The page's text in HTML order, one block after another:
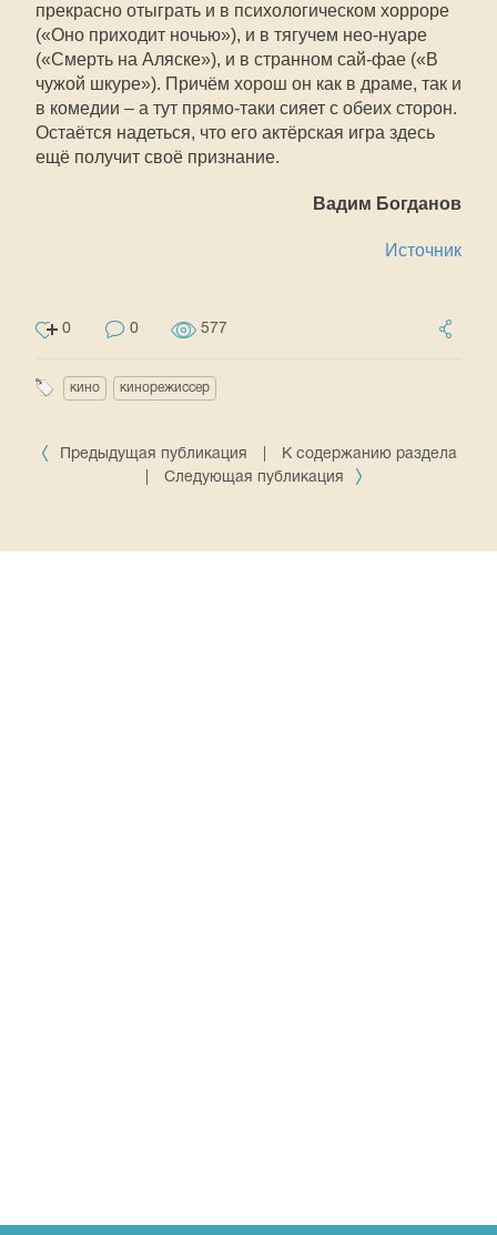
прекрасно отыграть и в психологическом хорроре
(«Оно приходит ночью»), и в тягучем нео-нуаре
(«Смерть на Аляске»), и в странном сай-фае («В
чужой шкуре»). Причём хорош он как в драме, так и
в комедии – а тут прямо-таки сияет с обеих сторон.
Остаётся надеться, что его актёрская игра здесь
ещё получит своё признание.
Вадим Богданов
Источник
0 0 577
кино кинорежиссер
Предыдущая публикация
К содержанию раздела
Следующая публикация